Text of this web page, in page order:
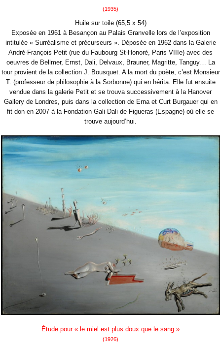
(1935)
Huile sur toile (65,5 x 54)
Exposée en 1961 à Besançon au Palais Granvelle lors de l’exposition
intitulée « Surréalisme et précurseurs ». Déposée en 1962 dans la Galerie
André-François Petit (rue du Faubourg St-Honoré, Paris VIIIe) avec des
oeuvres de Bellmer, Ernst, Dali, Delvaux, Brauner, Magritte, Tanguy… La
tour provient de la collection J. Bousquet. A la mort du poète, c’est Monsieur
T. (professeur de philosophie à la Sorbonne) qui en hérita. Elle fut ensuite
vendue dans la galerie Petit et se trouva successivement à la Hanover
Gallery de Londres, puis dans la collection de Erna et Curt Burgauer qui en
fit don en 2007 à la Fondation Gali-Dali de Figueras (Espagne) où elle se
trouve aujourd’hui.
Étude pour « le miel est plus doux que le sang »
(1926)